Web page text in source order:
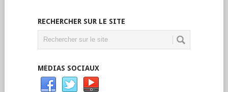
RECHERCHER SUR LE SITE
MÉDIAS SOCIAUX